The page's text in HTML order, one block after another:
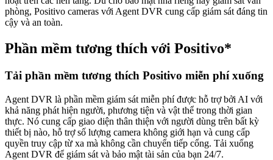
phòng, Positivo cameras với Agent DVR cung cấp giám sát đáng tin
cậy và an toàn.
Phần mềm tương thích với Positivo*
Tải phần mềm tương thích Positivo miễn phí xuống
Agent DVR là phần mềm giám sát miễn phí được hỗ trợ bởi AI với
khả năng phát hiện người, phương tiện và vật thể trong thời gian
thực. Nó cung cấp giao diện thân thiện với người dùng trên bất kỳ
thiết bị nào, hỗ trợ số lượng camera không giới hạn và cung cấp
quyền truy cập từ xa mà không cần chuyển tiếp cổng. Tải xuống
Agent DVR để giám sát và bảo mật tài sản của bạn 24/7.